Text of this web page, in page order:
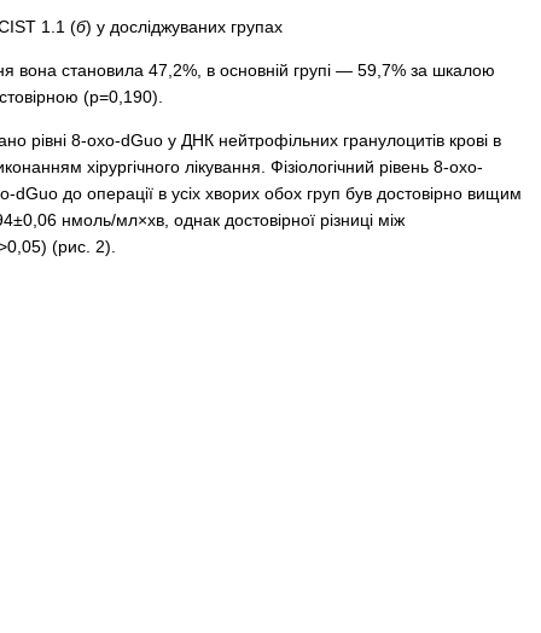
1.1 (б) у досліджуваних групах
вона становила 47,2%, в основній групі — 59,7% за шкалою
(р=0,190).
рівні 8-oxo-dGuо у ДНК нейтрофільних гранулоцитів крові в
хірургічного лікування. Фізіологічний рівень 8-oxo-
до операції в усіх хворих обох груп був достовірно вищим
нмоль/мл×хв, однак достовірної різниці між
(рис. 2).